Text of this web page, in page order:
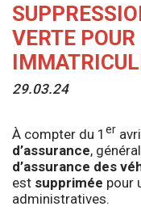
VERTE
29.03.24
À compter du 1 er
d’assurance,
d’assurance des
est supprimée pour
administratives.